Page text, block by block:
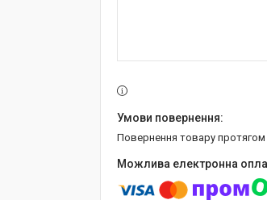
повернення товару протягом